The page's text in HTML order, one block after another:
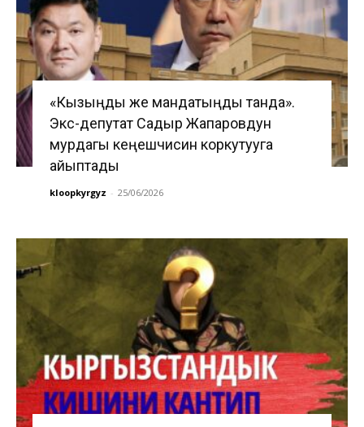
«Кызыңды же мандатыңды танда».
Экс-депутат Садыр Жапаровдун
мурдагы кеңешчисин коркутууга
айыптады
kloopkyrgyz - 25/06/2026